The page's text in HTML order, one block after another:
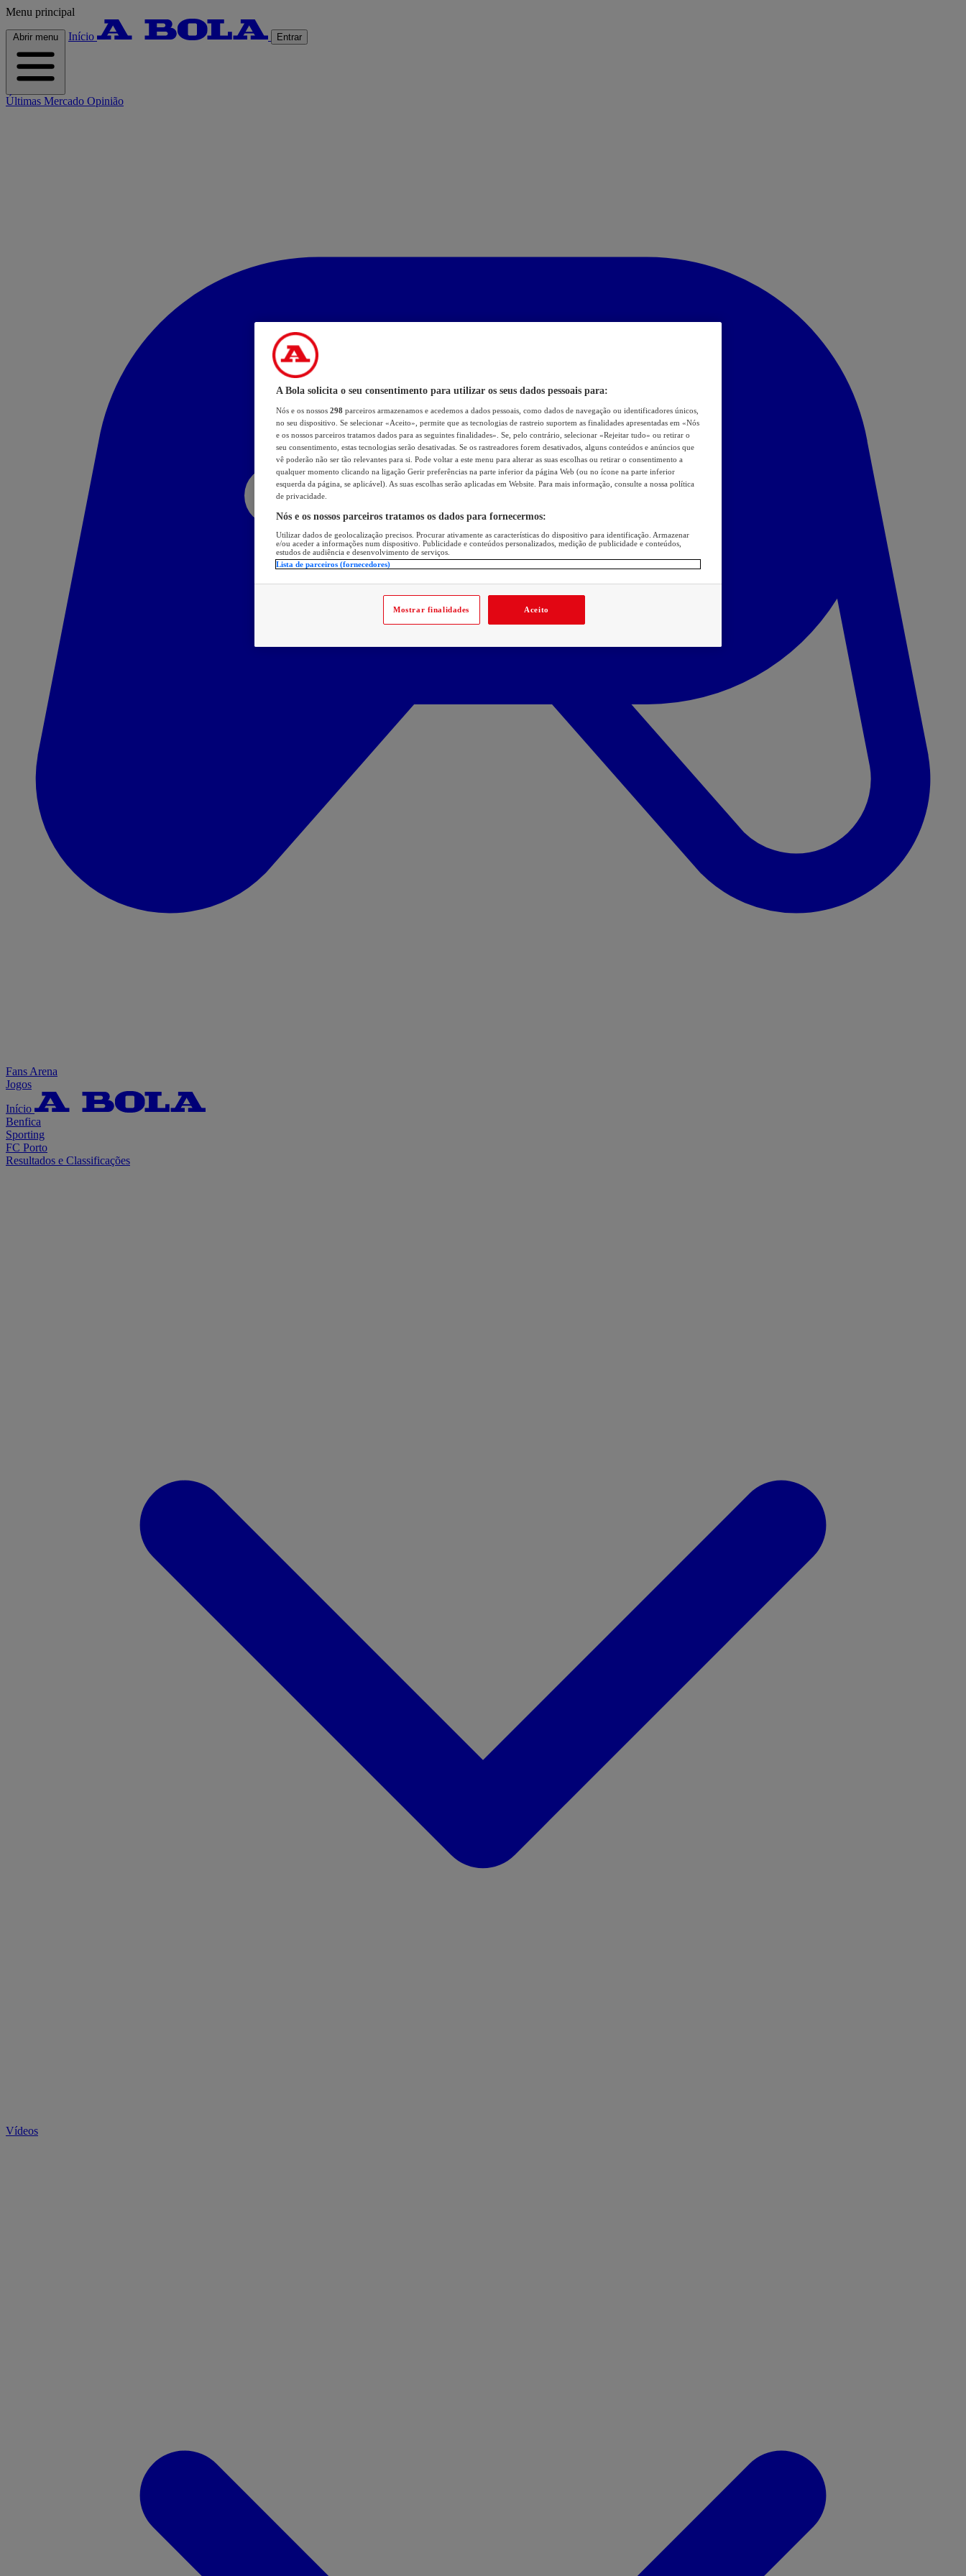
Menu principal
Abrir menu Início Entrar
Últimas Mercado Opinião
Fans Arena
Jogos
Início
Benfica
Sporting
FC Porto
Resultados e Classificações
Vídeos
A Bola solicita o seu consentimento para utilizar os seus dados pessoais para:
Nós e os nossos 298 parceiros armazenamos e acedemos a dados pessoais, como dados de navegação ou identificadores únicos,
no seu dispositivo. Se selecionar «Aceito», permite que as tecnologias de rastreio suportem as finalidades apresentadas em «Nós
e os nossos parceiros tratamos dados para as seguintes finalidades». Se, pelo contrário, selecionar «Rejeitar tudo» ou retirar o
seu consentimento, estas tecnologias serão desativadas. Se os rastreadores forem desativados, alguns conteúdos e anúncios que
vê poderão não ser tão relevantes para si. Pode voltar a este menu para alterar as suas escolhas ou retirar o consentimento a
qualquer momento clicando na ligação Gerir preferências na parte inferior da página Web (ou no ícone na parte inferior
esquerda da página, se aplicável). As suas escolhas serão aplicadas em Website. Para mais informação, consulte a nossa política
de privacidade.
Nós e os nossos parceiros tratamos os dados para fornecermos:
Utilizar dados de geolocalização precisos. Procurar ativamente as características do dispositivo para identificação. Armazenar
e/ou aceder a informações num dispositivo. Publicidade e conteúdos personalizados, medição de publicidade e conteúdos,
estudos de audiência e desenvolvimento de serviços.
Lista de parceiros (fornecedores)
Mostrar finalidades Aceito